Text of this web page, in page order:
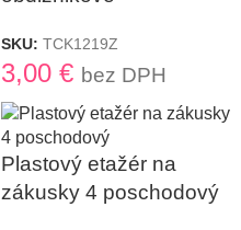
SKU: TCK1219Z
3,00 € bez DPH
Plastový etažér na
zákusky 4 poschodový